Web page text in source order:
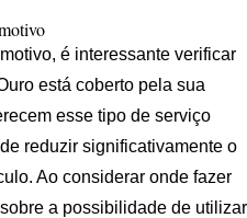
é interessante verificar
está coberto pela sua
esse tipo de serviço
reduzir significativamente o
Ao considerar onde fazer
a possibilidade de utilizar